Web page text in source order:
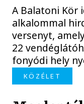
A Balatoni Kör
alkalommal
versenyt,
22
fonyódi hely
KÖZÉLET